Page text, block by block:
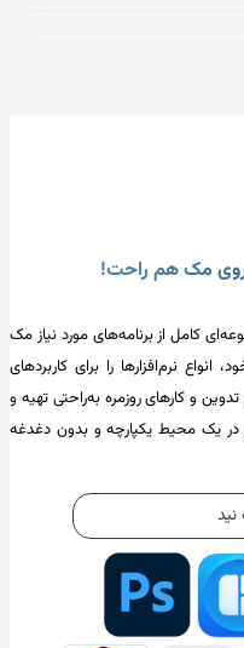
روی مک هم راحت!
کامل از برنامه‌های مورد نیاز مک
انواع نرم‌افزارها را برای کاربردهای
و کارهای روزمره به‌راحتی تهیه و
در یک محیط یکپارچه و بدون دغدغه